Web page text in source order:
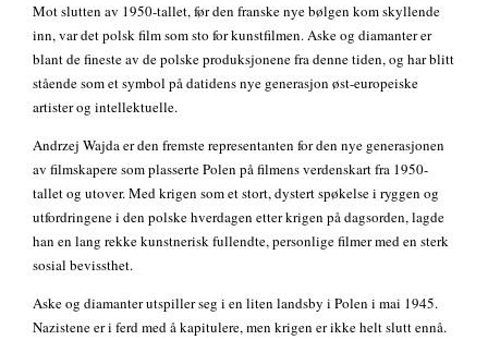
Mot slutten av 1950-tallet, før den franske nye bølgen kom skyllende
inn, var det polsk film som sto for kunstfilmen. Aske og diamanter er
blant de fineste av de polske produksjonene fra denne tiden, og har blitt
stående som et symbol på datidens nye generasjon øst-europeiske
artister og intellektuelle.
Andrzej Wajda er den fremste representanten for den nye generasjonen
av filmskapere som plasserte Polen på filmens verdenskart fra 1950-
tallet og utover. Med krigen som et stort, dystert spøkelse i ryggen og
utfordringene i den polske hverdagen etter krigen på dagsorden, lagde
han en lang rekke kunstnerisk fullendte, personlige filmer med en sterk
sosial bevissthet.
Aske og diamanter utspiller seg i en liten landsby i Polen i mai 1945.
Nazistene er i ferd med å kapitulere, men krigen er ikke helt slutt ennå.